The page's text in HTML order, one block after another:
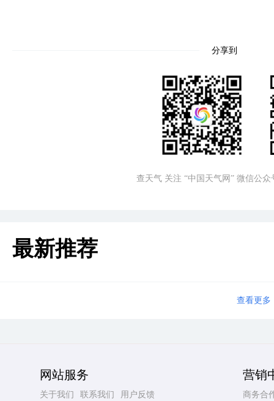
分享到
查天气 关注 “中国天气网” 微信公众
最新推荐
查看更多
网站服务
关于我们 联系我们
用户反馈
营销
商务合